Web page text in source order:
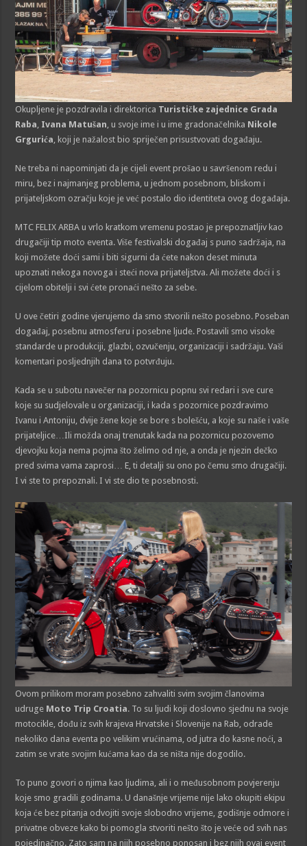
Okupljene je pozdravila i direktorica Turističke zajednice Grada
Raba, Ivana Matušan, u svoje ime i u ime gradonačelnika Nikole
Grgurića, koji je nažalost bio spriječen prisustvovati događaju.
Ne treba ni napominjati da je cijeli event prošao u savršenom redu i
miru, bez i najmanjeg problema, u jednom posebnom, bliskom i
prijateljskom ozračju koje je već postalo dio identiteta ovog događaja.
MTC FELIX ARBA u vrlo kratkom vremenu postao je prepoznatljiv kao
drugačiji tip moto eventa. Više festivalski događaj s puno sadržaja, na
koji možete doći sami i biti sigurni da ćete nakon deset minuta
upoznati nekoga novoga i steći nova prijateljstva. Ali možete doći i s
cijelom obitelji i svi ćete pronaći nešto za sebe.
U ove četiri godine vjerujemo da smo stvorili nešto posebno. Poseban
događaj, posebnu atmosferu i posebne ljude. Postavili smo visoke
standarde u produkciji, glazbi, ozvučenju, organizaciji i sadržaju. Vaši
komentari posljednjih dana to potvrđuju.
Kada se u subotu navečer na pozornicu popnu svi redari i sve cure
koje su sudjelovale u organizaciji, i kada s pozornice pozdravimo
Ivanu i Antoniju, dvije žene koje se bore s bolešću, a koje su naše i vaše
prijateljice…Ili možda onaj trenutak kada na pozornicu pozovemo
djevojku koja nema pojma što želimo od nje, a onda je njezin dečko
pred svima vama zaprosi… E, ti detalji su ono po čemu smo drugačiji.
I vi ste to prepoznali. I vi ste dio te posebnosti.
Ovom prilikom moram posebno zahvaliti svim svojim članovima
udruge Moto Trip Croatia. To su ljudi koji doslovno sjednu na svoje
motocikle, dođu iz svih krajeva Hrvatske i Slovenije na Rab, odrade
nekoliko dana eventa po velikim vrućinama, od jutra do kasne noći, a
zatim se vrate svojim kućama kao da se ništa nije dogodilo.
To puno govori o njima kao ljudima, ali i o međusobnom povjerenju
koje smo gradili godinama. U današnje vrijeme nije lako okupiti ekipu
koja će bez pitanja odvojiti svoje slobodno vrijeme, godišnje odmore i
privatne obveze kako bi pomogla stvoriti nešto što je veće od svih nas
pojedinačno. Zato sam na njih posebno ponosan i bez njih ovaj event